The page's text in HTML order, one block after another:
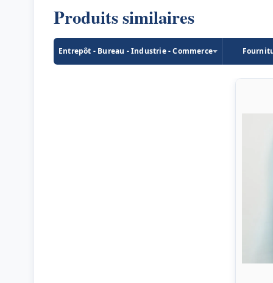
Produits similaires
Entrepôt - Bureau - Industrie - Commerce